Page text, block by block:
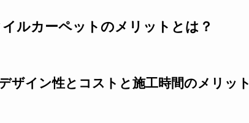
イルカーペットのメリットとは？
ザイン性とコストと施工時間のメリット